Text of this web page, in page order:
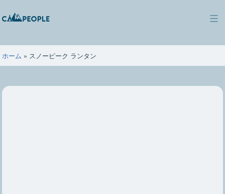
ン
ツ
へ
キ
キ
ン
ピ
ー
ー
ホーム » スノーピーク ランタン